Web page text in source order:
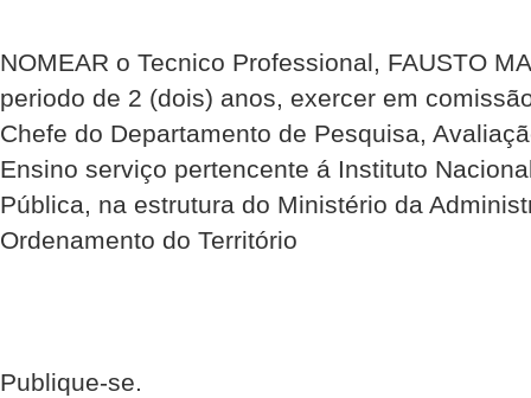
NOMEAR o Tecnico Professional, FAUSTO
periodo de 2 (dois) anos, exercer em
Chefe do Departamento de Pesquisa,
Ensino serviço pertencente á Instituto
Pública, na estrutura do Ministério da
Ordenamento do Território
Publique-se.